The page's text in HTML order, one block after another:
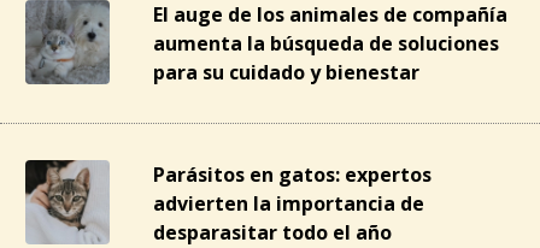
El auge de los animales de compañía
aumenta la búsqueda de soluciones
para su cuidado y bienestar
Parásitos en gatos: expertos
advierten la importancia de
desparasitar todo el año